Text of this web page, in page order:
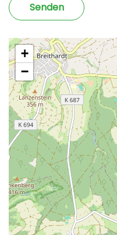
Senden
+
−